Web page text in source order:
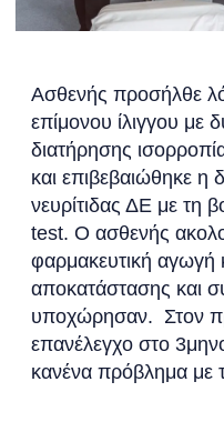
βλάβη στη
να κάνει ο
κοιτάξει σε ένα
υποδειχθεί για 1
λεπτό ανάλογα με
συνολική διάρκεια
με την
προετοιμασία. Η
απόλυτα ανεκτή
σημαντικό,
δεν προκαλεί
Ασθενής προσήλθε
επίμονου ίλιγγου με
διατήρησης
και επιβεβαιώθηκε η
νευρίτιδας ΔΕ με τη
test. Ο ασθενής
φαρμακευτική αγωγή
αποκατάστασης και
υποχώρησαν. Στον
επανέλεγχο στο
κανένα πρόβλημα με